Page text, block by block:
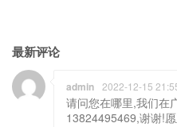
最新评论
admin 2022-12-15
请问您在哪里,我们在
13824495469,谢谢!